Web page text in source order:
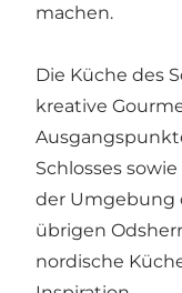
machen.
Die Küche des
kreative
Schlosses
der Umgebung
übrigen
nordische